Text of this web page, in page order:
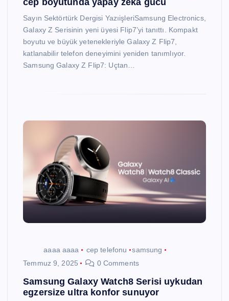
Sayın Sektörtürk Dergisi YazıişleriSamsung Electronics,
Galaxy Z Serisinin yeni üyesi Flip7’yi tanıttı. Kompakt
boyutu ve büyük yetenekleriyle Galaxy Z Flip7,
katlanabilir telefon deneyimini yeniden tanımlıyor.
Samsung Galaxy Z Flip7: Uçtan…
aaaa aaaa cep telefonu
samsung
Temmuz 9, 2025
0 Comments
Samsung Galaxy Watch8 Serisi uykudan
egzersize ultra konfor sunuyor